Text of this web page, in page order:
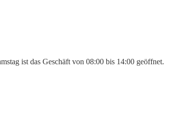
ist das Geschäft von 08:00 bis 14:00 geöffnet.